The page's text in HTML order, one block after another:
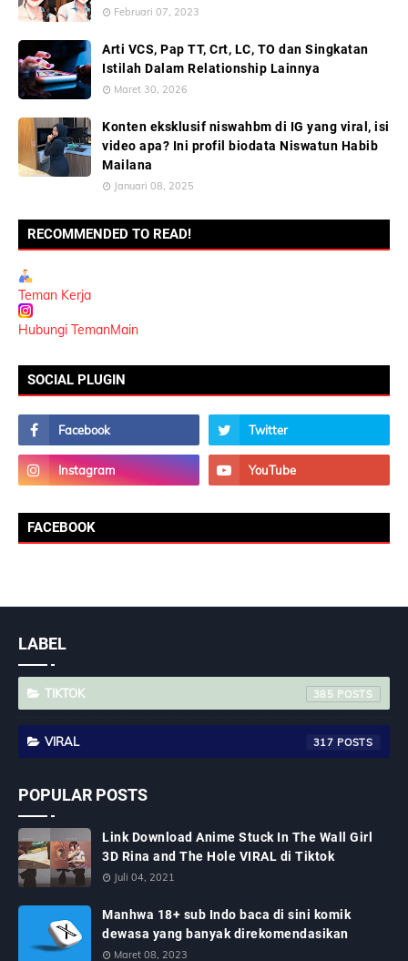
Februari 07, 2023
Arti VCS, Pap TT, Crt, LC, TO dan Singkatan
Istilah Dalam Relationship Lainnya
Maret 30, 2026
Konten eksklusif niswahbm di IG yang viral, isi
video apa? Ini profil biodata Niswatun Habib
Mailana
Januari 08, 2025
RECOMMENDED TO READ!
Teman Kerja
Hubungi TemanMain
SOCIAL PLUGIN
FACEBOOK
LABEL
TIKTOK 385
VIRAL 317
POPULAR POSTS
Link Download Anime Stuck In The Wall Girl
3D Rina and The Hole VIRAL di Tiktok
Juli 04, 2021
Manhwa 18+ sub Indo baca di sini komik
dewasa yang banyak direkomendasikan
Maret 08, 2023